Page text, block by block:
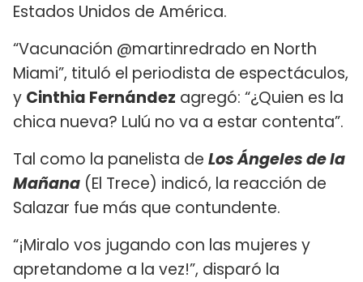
Estados Unidos de América.
“Vacunación @martinredrado en North
Miami”, tituló el periodista de espectáculos,
y Cinthia Fernández agregó: “¿Quien es la
chica nueva? Lulú no va a estar contenta”.
Tal como la panelista de Los Ángeles de la
Mañana (El Trece) indicó, la reacción de
Salazar fue más que contundente.
“¡Miralo vos jugando con las mujeres y
apretandome a la vez!”, disparó la